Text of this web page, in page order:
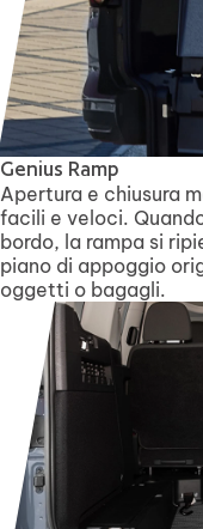
Genius Ramp
Apertura e chiusura
facili e veloci.
bordo, la rampa si
piano di appoggio
oggetti o bagagli.